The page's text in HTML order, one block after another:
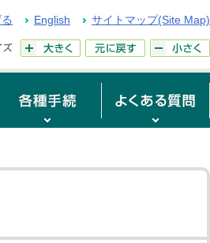
English サイトマップ(Site Map)